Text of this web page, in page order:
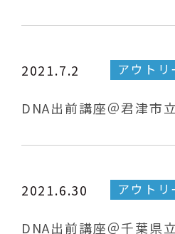
2021.7.2 アウトリ
DNA出前講座＠君津市
2021.6.30 アウトリ
DNA出前講座＠千葉県